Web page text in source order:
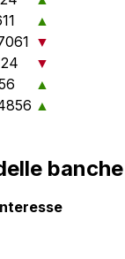
▲
▼
▼
▲
▲